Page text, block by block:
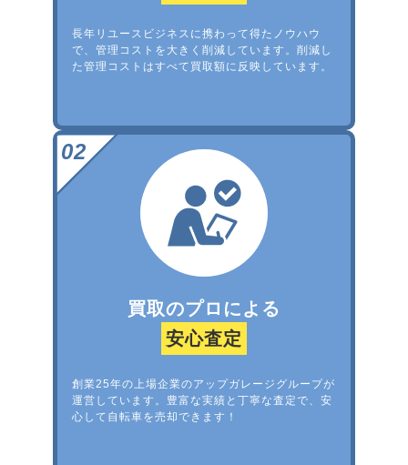
長年リユースビジネスに携わって得たノウハウ
で、管理コストを大きく削減しています。削減し
た管理コストはすべて買取額に反映しています。
買取のプロによる
安心査定
創業25年の上場企業のアップガレージグループが
運営しています。豊富な実績と丁寧な査定で、安
心して自転車を売却できます！